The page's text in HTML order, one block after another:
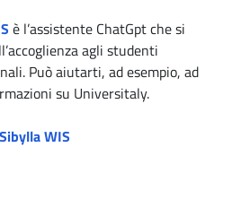
è l’assistente ChatGpt che si
agli studenti
Può aiutarti, ad esempio, ad
su Universitaly.
WIS